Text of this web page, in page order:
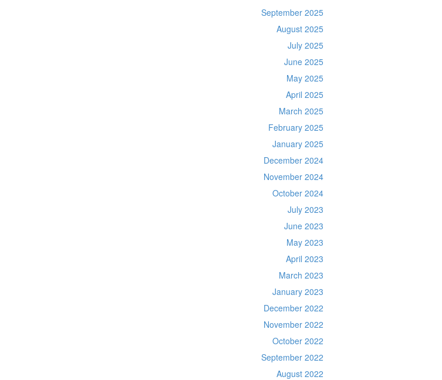
September 2025
August 2025
July 2025
June 2025
May 2025
April 2025
March 2025
February 2025
January 2025
December 2024
November 2024
October 2024
July 2023
June 2023
May 2023
April 2023
March 2023
January 2023
December 2022
November 2022
October 2022
September 2022
August 2022